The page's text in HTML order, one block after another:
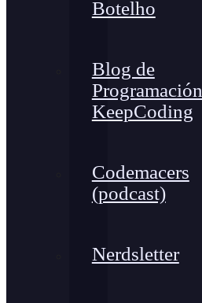
Botelho
Blog de
Programación
KeepCoding
Codemacers
(podcast)
Nerdsletter